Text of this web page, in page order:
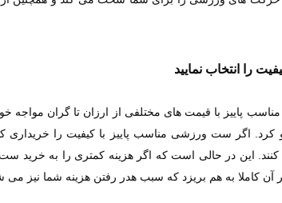
را انتخاب نمایید
پاییز با قیمت های مختلفی از ارزان تا گران مواجه
اگر ست ورزشی مناسب پاییز با کیفیت را خریداری
این در حالی است که اگر هزینه کمتری را به خرید
کاملا به هم بریزد که سبب هدر رفتن هزینه شما نیز می